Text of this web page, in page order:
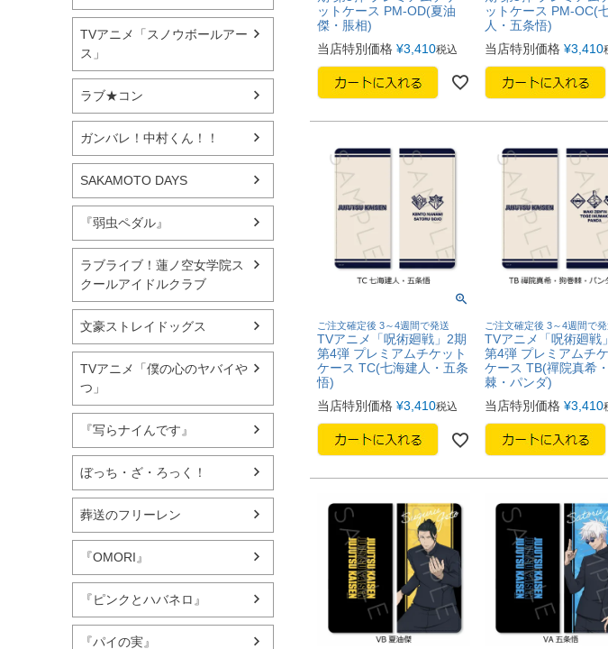
TVアニメ「スノウボールアー
ス」
ラブ★コン
ガンバレ！中村くん！！
SAKAMOTO DAYS
『弱虫ペダル』
ラブライブ！蓮ノ空女学院ス
クールアイドルクラブ
文豪ストレイドッグス
TVアニメ「僕の心のヤバイや
つ」
『写らナイんです』
ぼっち・ざ・ろっく！
葬送のフリーレン
『OMORI』
『ピンクとハバネロ』
『パイの実』
ットケース PM-OD(夏油
傑・脹相)
当店特別価格 ¥3,410税込
ットケース PM-OC(
人・五条悟)
当店特別価格 ¥3,410
ご注文確定後 3～4週間で発送
TVアニメ「呪術廻戦」2期
第4弾 プレミアムチケット
ケース TC(七海建人・五条
悟)
当店特別価格 ¥3,410税込
ご注文確定後 3～4週間で発
TVアニメ「呪術廻戦
第4弾 プレミアムチ
ケース TB(禪院真希
棘・パンダ)
当店特別価格 ¥3,410